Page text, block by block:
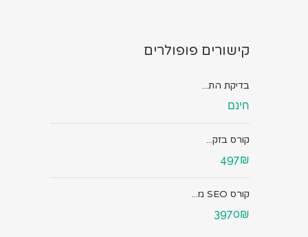
קישורים פופולרים
בדיקת הת...
חינם
קורס בזק...
497₪
קורס SEO מ...
3970₪